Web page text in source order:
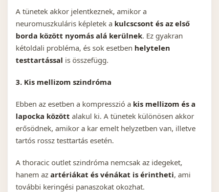
A tünetek akkor jelentkeznek, amikor a
neuromuszkuláris képletek a kulcscsont és az első
borda között nyomás alá kerülnek. Ez gyakran
kétoldali probléma, és sok esetben helytelen
testtartással is összefügg.
3. Kis mellizom szindróma
Ebben az esetben a kompresszió a kis mellizom és a
lapocka között alakul ki. A tünetek különösen akkor
erősödnek, amikor a kar emelt helyzetben van, illetve
tartós rossz testtartás esetén.
A thoracic outlet szindróma nemcsak az idegeket,
hanem az artériákat és vénákat is érintheti, ami
további keringési panaszokat okozhat.